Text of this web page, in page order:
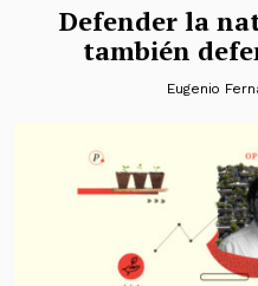
Defender la
también
Eugenio